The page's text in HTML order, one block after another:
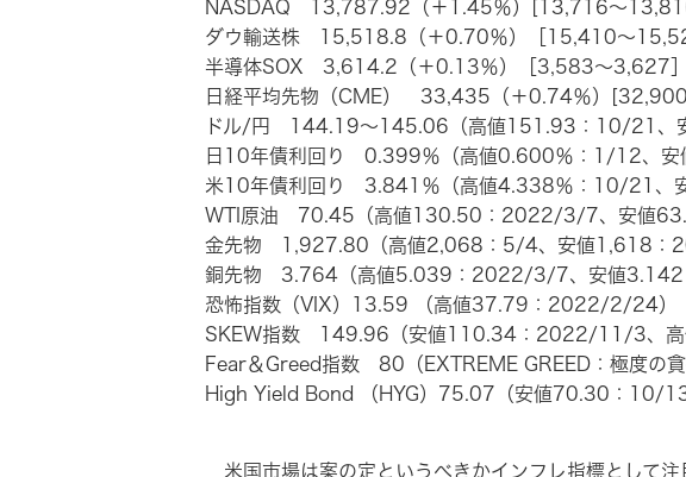
NASDAQ 13,787.92（＋1.45％）[13,716～
ダウ輸送株 15,518.8（＋0.70％）［15,410～
半導体SOX 3,614.2（＋0.13％）［3,583～3,627］
日経平均先物（CME） 33,435（＋0.74％）
ドル/円 144.19～145.06（高値151.93：10/21、
日10年債利回り 0.399％（高値0.600％：1/12、
米10年債利回り 3.841％（高値4.338％：10/21、
WTI原油 70.45（高値130.50：2022/3/7、安値
金先物 1,927.80（高値2,068：5/4、安値1,618：
銅先物 3.764（高値5.039：2022/3/7、安値
恐怖指数（VIX）13.59 （高値37.79：2022/2/24）
SKEW指数 149.96（安値110.34：2022/11/3、高
Fear＆Greed指数 80（EXTREME GREED：極度の貪
High Yield Bond （HYG）75.07（安値70.30：10/13
米国市場は案の定というべきかインフレ指標として